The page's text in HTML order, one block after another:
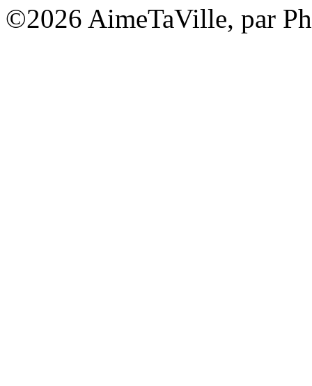
©2026 AimeTaVille, par